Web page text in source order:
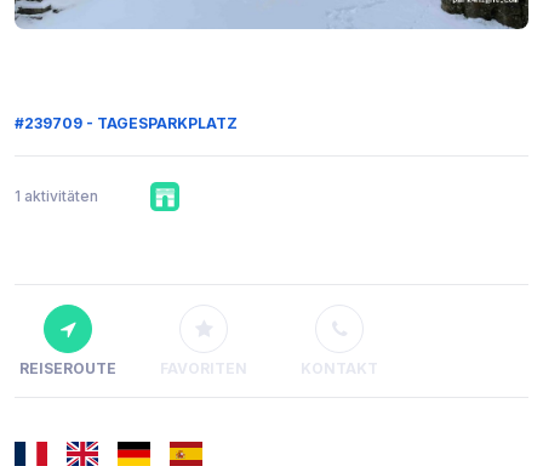
#239709 - TAGESPARKPLATZ
1 aktivitäten
REISEROUTE FAVORITEN KONTAKT